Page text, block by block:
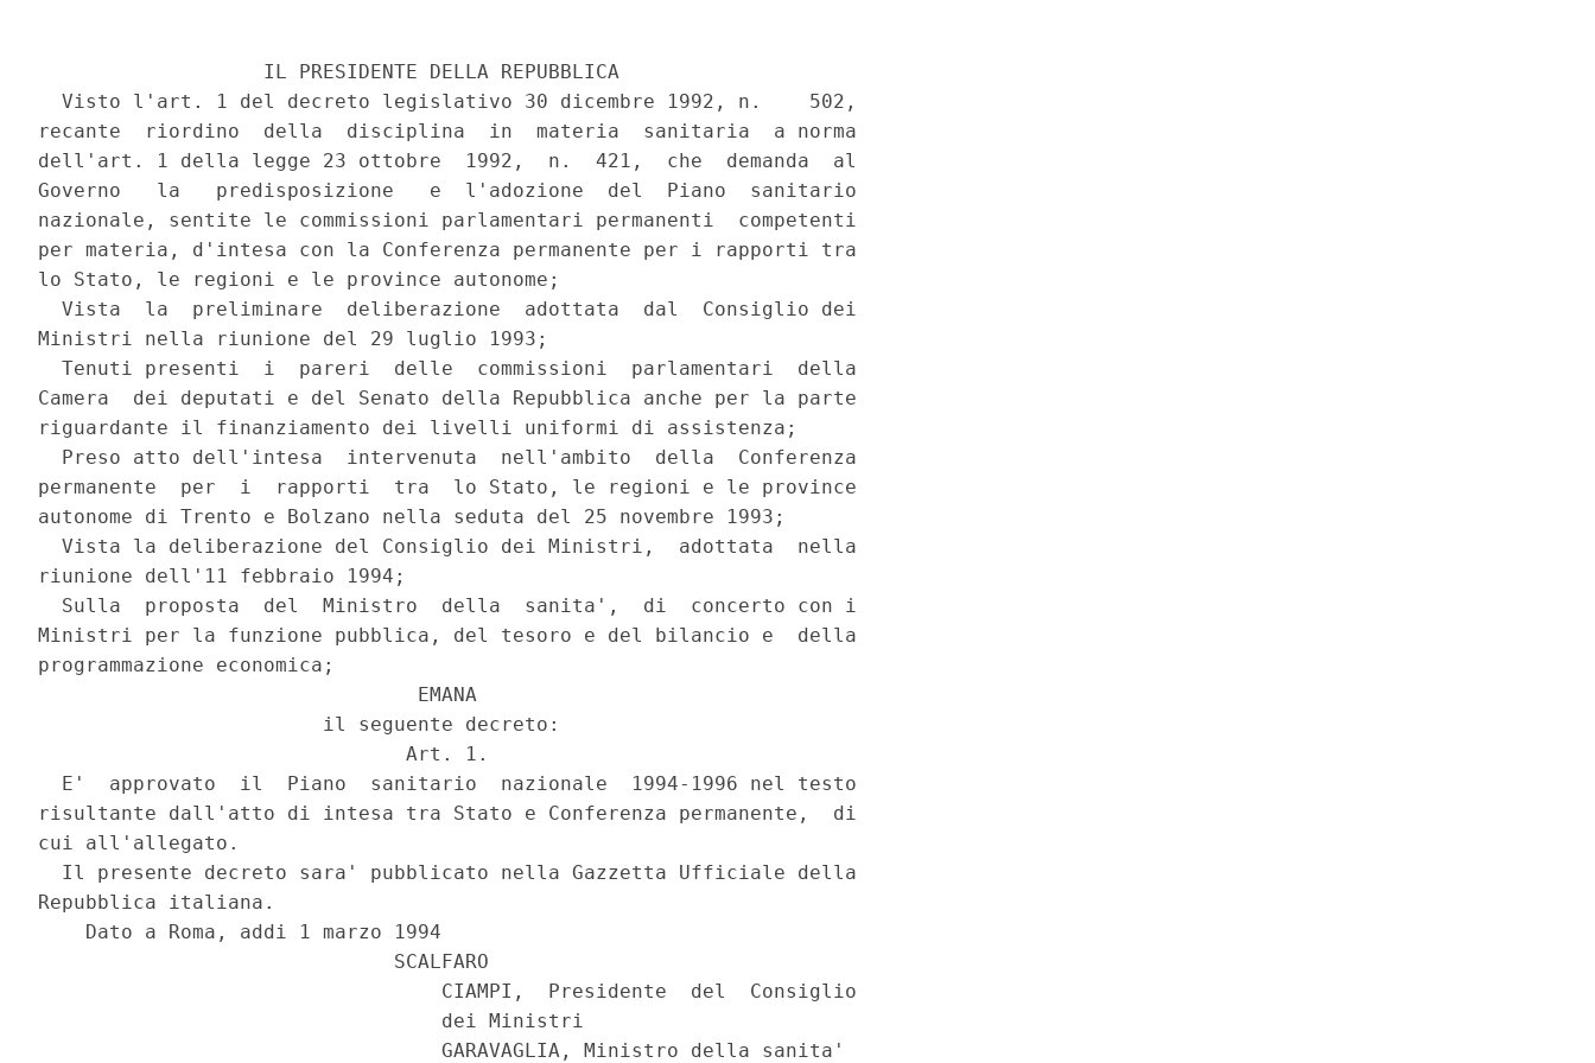
                   IL PRESIDENTE DELLA REPUBBLICA
  Visto l'art. 1 del decreto legislativo 30 dicembre 1992, n.    502,
recante  riordino  della  disciplina  in  materia  sanitaria  a norma
dell'art. 1 della legge 23 ottobre  1992,  n.  421,  che  demanda  al
Governo   la   predisposizione   e  l'adozione  del  Piano  sanitario
nazionale, sentite le commissioni parlamentari permanenti  competenti
per materia, d'intesa con la Conferenza permanente per i rapporti tra
lo Stato, le regioni e le province autonome;
  Vista  la  preliminare  deliberazione  adottata  dal  Consiglio dei
Ministri nella riunione del 29 luglio 1993;
  Tenuti presenti  i  pareri  delle  commissioni  parlamentari  della
Camera  dei deputati e del Senato della Repubblica anche per la parte
riguardante il finanziamento dei livelli uniformi di assistenza;
  Preso atto dell'intesa  intervenuta  nell'ambito  della  Conferenza
permanente  per  i  rapporti  tra  lo Stato, le regioni e le province
autonome di Trento e Bolzano nella seduta del 25 novembre 1993;
  Vista la deliberazione del Consiglio dei Ministri,  adottata  nella
riunione dell'11 febbraio 1994;
  Sulla  proposta  del  Ministro  della  sanita',  di  concerto con i
Ministri per la funzione pubblica, del tesoro e del bilancio e  della
programmazione economica;
                                EMANA
                        il seguente decreto:
                               Art. 1.
  E'  approvato  il  Piano  sanitario  nazionale  1994-1996 nel testo
risultante dall'atto di intesa tra Stato e Conferenza permanente,  di
cui all'allegato.
  Il presente decreto sara' pubblicato nella Gazzetta Ufficiale della
Repubblica italiana.
    Dato a Roma, addi 1 marzo 1994
                              SCALFARO
                                  CIAMPI,  Presidente  del  Consiglio
                                  dei Ministri
                                  GARAVAGLIA, Ministro della sanita'